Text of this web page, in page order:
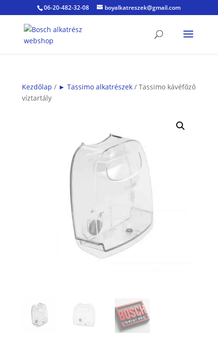
06-20-482-32-08 boyalkatreszek@gmail.com
Kezdőlap / ► Tassimo alkatrészek/ Tassimo kávéfőző
víztartály